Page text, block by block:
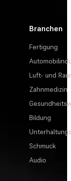
Branchen
Fertigung
Luft- und
Zahnmedizin
Bildung
Schmuck
Audio